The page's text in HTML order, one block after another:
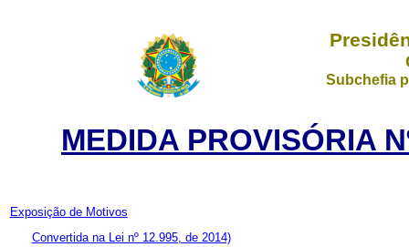
Subchefia
MEDIDA PROVISÓRIA
Exposição de Motivos
Convertida na Lei nº 12.995, de 2014)